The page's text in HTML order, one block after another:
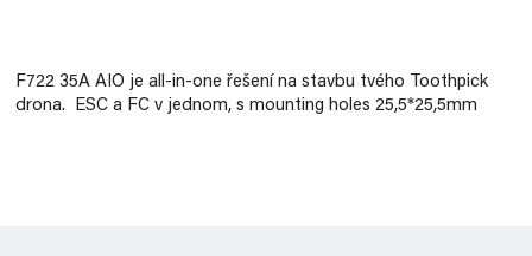
F722 35A AIO je all-in-one řešení na stavbu tvého Toothpick
drona. ESC a FC v jednom, s mounting holes 25,5*25,5mm